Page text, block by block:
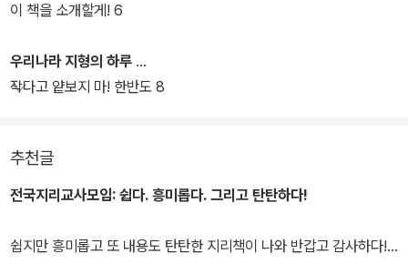
이 책을 소개할게! 6
우리나라 지형의 하루
작다고 얕보지 마! 한반도 8
추천글
전국지리교사모임: 쉽다. 흥미롭다. 그리고 탄탄하다!
쉽지만 흥미롭고 또 내용도 탄탄한 지리책이 나와 반갑고 감사하다!